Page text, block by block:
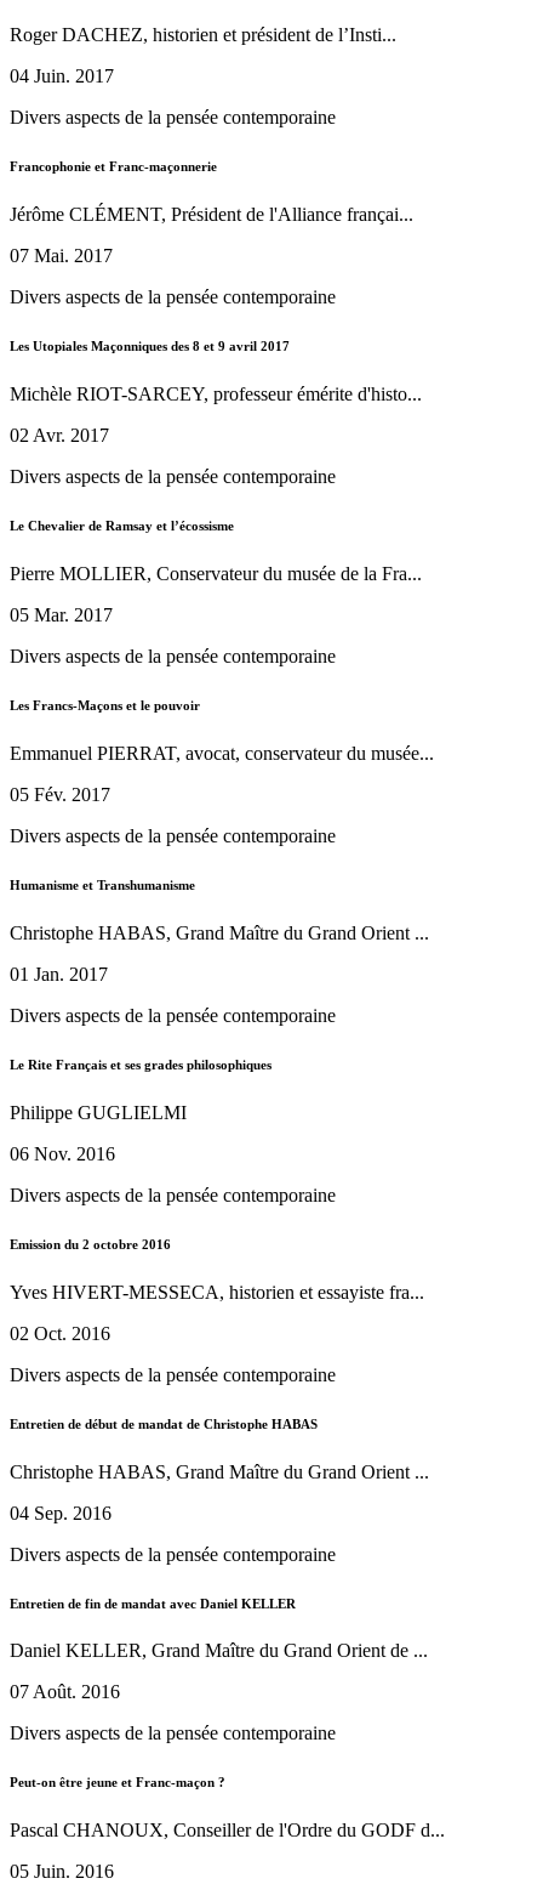
Roger DACHEZ, historien et président de l’Insti...
04 Juin. 2017
Divers aspects de la pensée contemporaine
Francophonie et Franc-maçonnerie
Jérôme CLÉMENT, Président de l'Alliance françai...
07 Mai. 2017
Divers aspects de la pensée contemporaine
Les Utopiales Maçonniques des 8 et 9 avril 2017
Michèle RIOT-SARCEY, professeur émérite d'histo...
02 Avr. 2017
Divers aspects de la pensée contemporaine
Le Chevalier de Ramsay et l’écossisme
Pierre MOLLIER, Conservateur du musée de la Fra...
05 Mar. 2017
Divers aspects de la pensée contemporaine
Les Francs-Maçons et le pouvoir
Emmanuel PIERRAT, avocat, conservateur du musée...
05 Fév. 2017
Divers aspects de la pensée contemporaine
Humanisme et Transhumanisme
Christophe HABAS, Grand Maître du Grand Orient ...
01 Jan. 2017
Divers aspects de la pensée contemporaine
Le Rite Français et ses grades philosophiques
Philippe GUGLIELMI
06 Nov. 2016
Divers aspects de la pensée contemporaine
Emission du 2 octobre 2016
Yves HIVERT-MESSECA, historien et essayiste fra...
02 Oct. 2016
Divers aspects de la pensée contemporaine
Entretien de début de mandat de Christophe HABAS
Christophe HABAS, Grand Maître du Grand Orient ...
04 Sep. 2016
Divers aspects de la pensée contemporaine
Entretien de fin de mandat avec Daniel KELLER
Daniel KELLER, Grand Maître du Grand Orient de ...
07 Août. 2016
Divers aspects de la pensée contemporaine
Peut-on être jeune et Franc-maçon ?
Pascal CHANOUX, Conseiller de l'Ordre du GODF d...
05 Juin. 2016